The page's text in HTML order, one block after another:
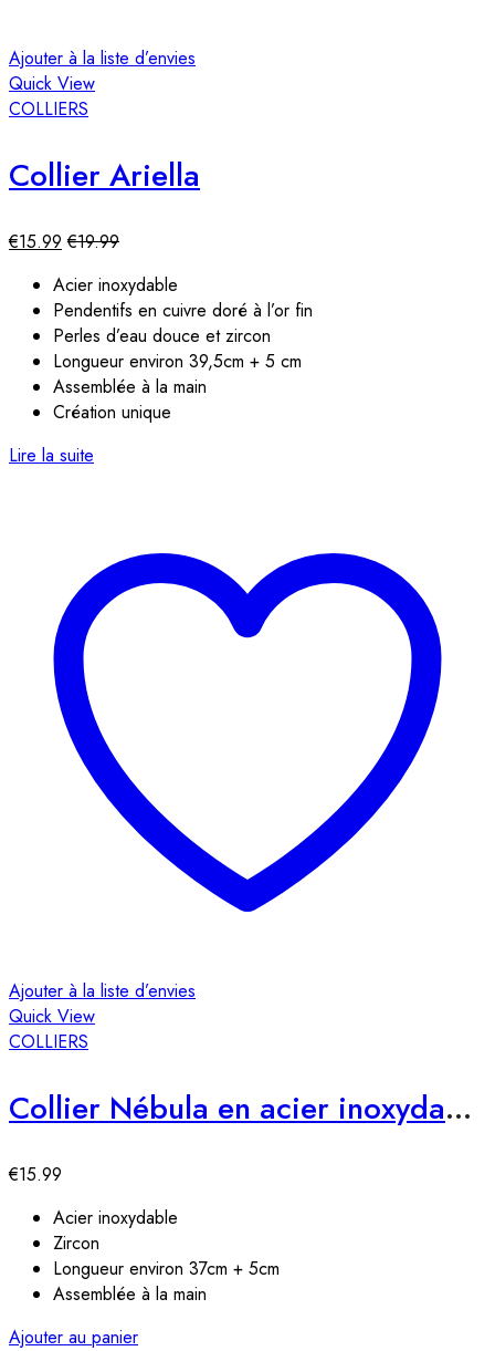
Ajouter à la liste d’envies
Quick View
COLLIERS
Collier Ariella
€15.99 €19.99
Acier inoxydable
Pendentifs en cuivre doré à l’or fin
Perles d’eau douce et zircon
Longueur environ 39,5cm + 5 cm
Assemblée à la main
Création unique
Lire la suite
Ajouter à la liste d’envies
Quick View
COLLIERS
Collier Nébula en acier inoxydable
€15.99
Acier inoxydable
Zircon
Longueur environ 37cm + 5cm
Assemblée à la main
Ajouter au panier